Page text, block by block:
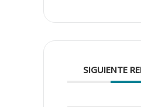
SIGUIENTE